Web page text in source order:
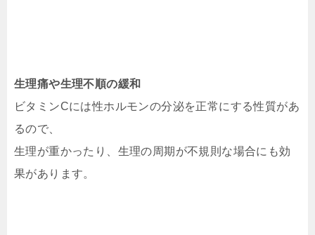
生理痛や生理不順の緩和
ビタミンCには性ホルモンの分泌を正常にする性質があ
るので、
生理が重かったり、生理の周期が不規則な場合にも効
果があります。